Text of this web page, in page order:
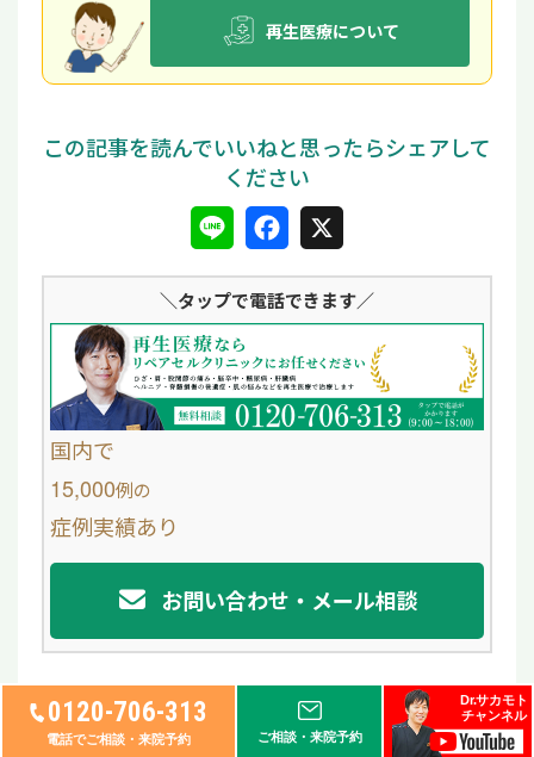
0120-706-313
電話でご相談・来院予約 ご相談・来院予約
Dr.サカモト
チャンネル
再生医療について
L
n
e
F
c
e
b
o
X
＼タップで電話できます／
国内で
15,000例の
症例実績あり
お問い合わせ・メール相談